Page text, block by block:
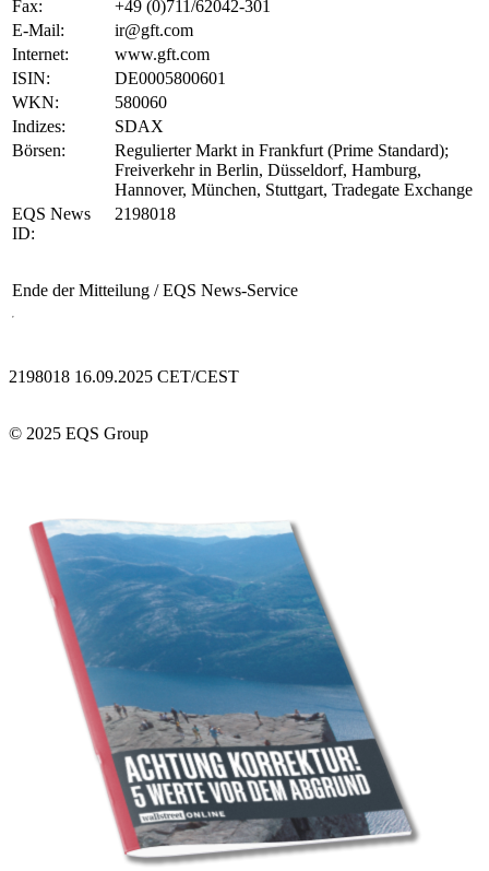
Fax:
+49 (0)711/62042-301
E-Mail:
ir@gft.com
Internet:
www.gft.com
ISIN:
DE0005800601
WKN:
580060
Indizes:
SDAX
Börsen:
Regulierter Markt in Frankfurt (Prime Standard);
Freiverkehr in Berlin, Düsseldorf, Hamburg,
Hannover, München, Stuttgart, Tradegate Exchange
EQS News
ID:
2198018
Ende der Mitteilung / EQS News-Service
2198018 16.09.2025 CET/CEST
© 2025 EQS Group